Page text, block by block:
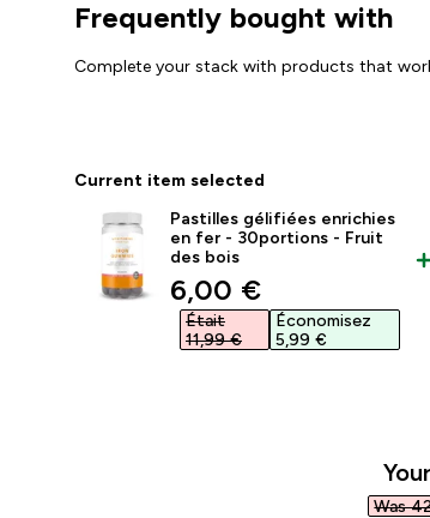
Frequently bought with
Complete your stack with products that
Current item selected
Pastilles gélifiées enrichies
en fer - 30portions - Fruit
des bois
discounted price
6,00 €‎
Était
11,99 €‎
Économisez
5,99 €‎
Was